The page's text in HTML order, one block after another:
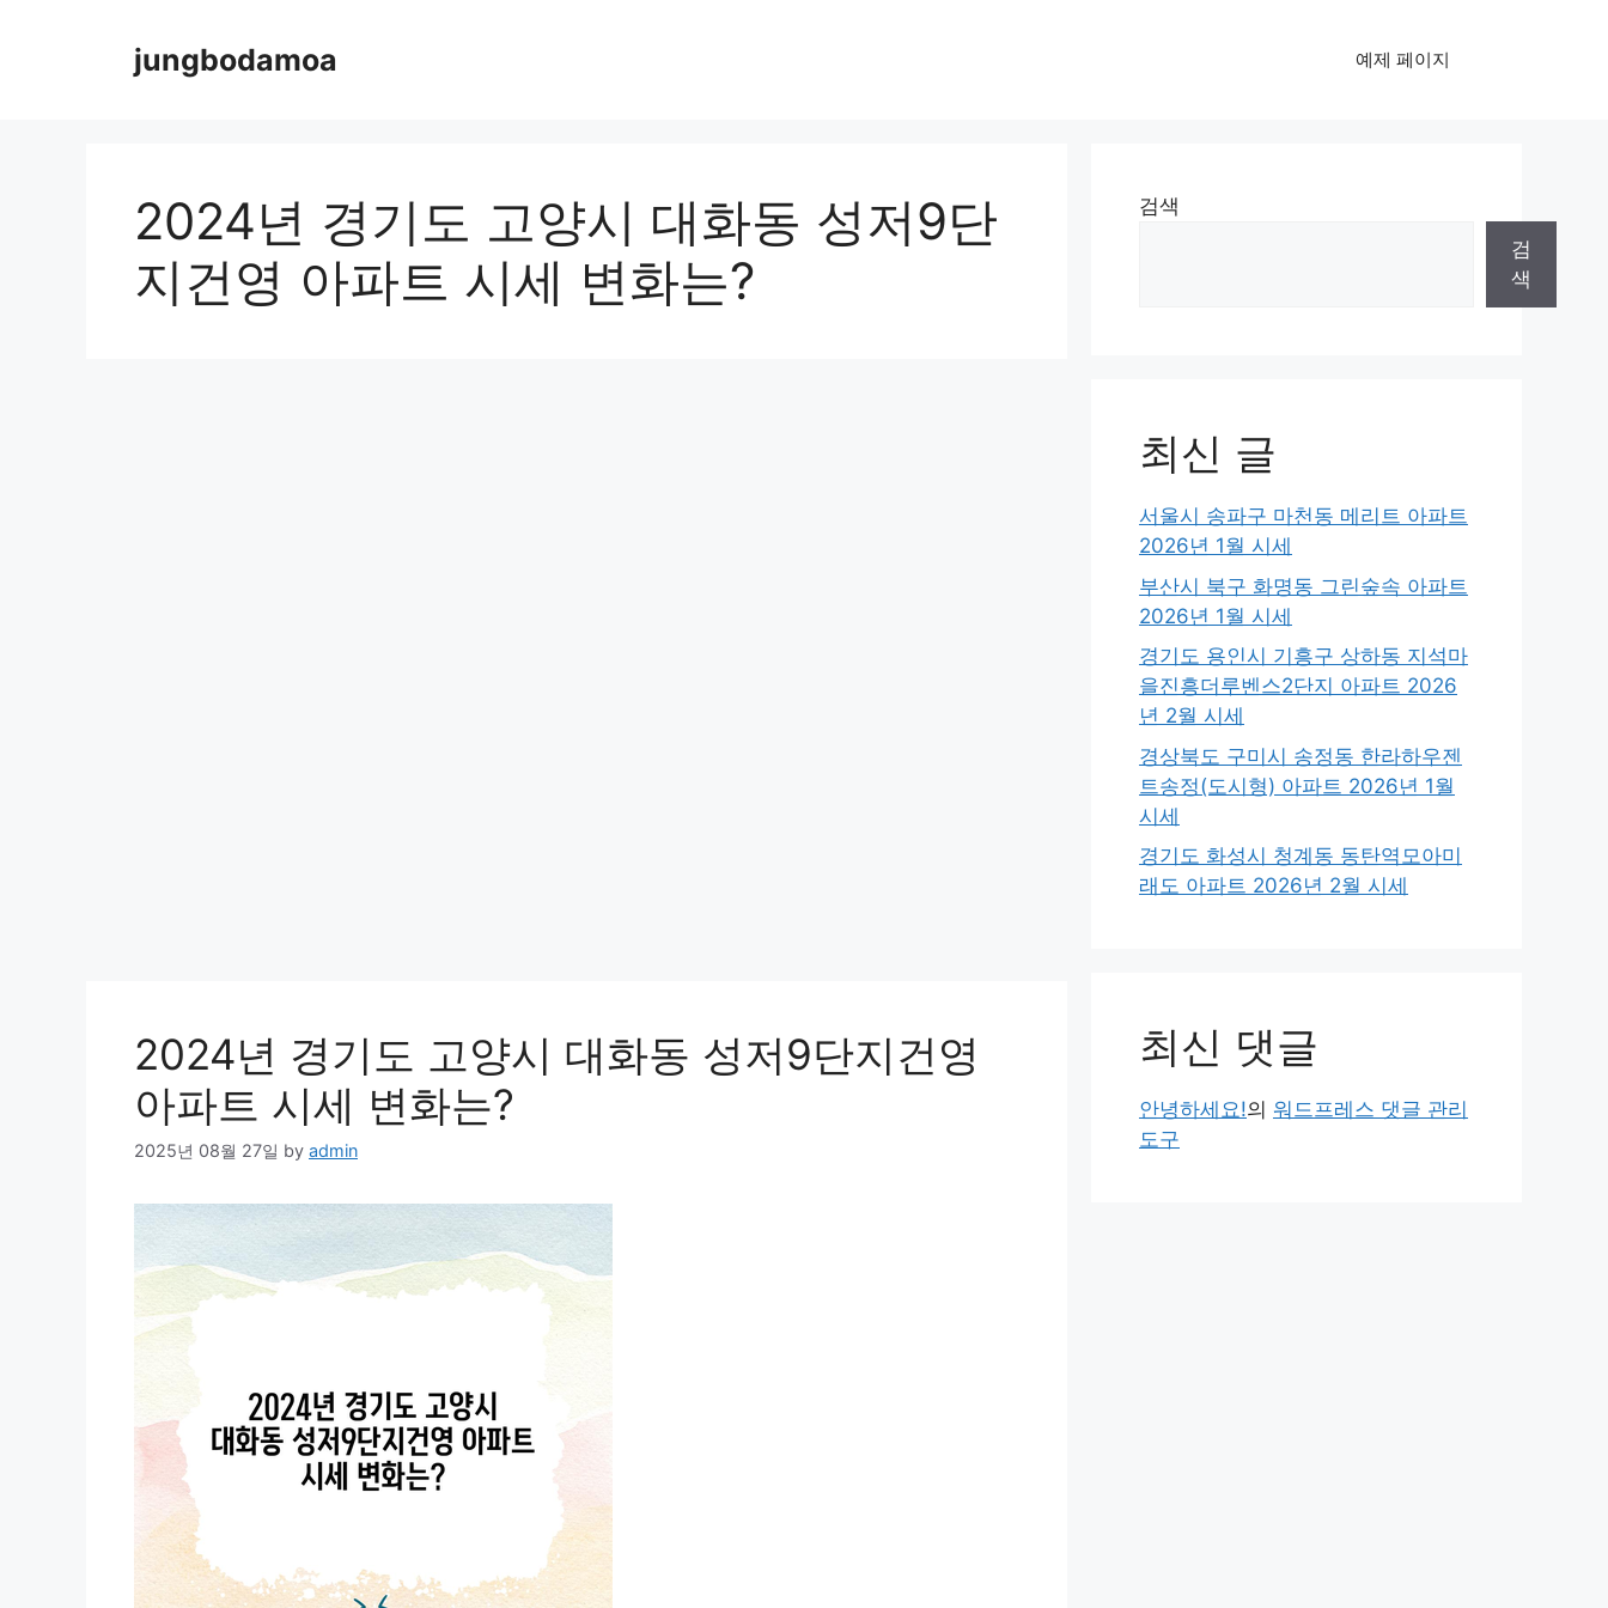
jungbodamoa 예제 페이지
2024년 경기도 고양시 대화동 성저9단
지건영 아파트 시세 변화는?
2024년 경기도 고양시 대화동 성저9단지건영
아파트 시세 변화는?
2025년 08월 27일 by admin
검색
검
색
최신 글
서울시 송파구 마천동 메리트 아파트
2026년 1월 시세
부산시 북구 화명동 그린숲속 아파트
2026년 1월 시세
경기도 용인시 기흥구 상하동 지석마
을진흥더루벤스2단지 아파트 2026
년 2월 시세
경상북도 구미시 송정동 한라하우젠
트송정(도시형) 아파트 2026년 1월
시세
경기도 화성시 청계동 동탄역모아미
래도 아파트 2026년 2월 시세
최신 댓글
안녕하세요!의 워드프레스 댓글 관리
도구